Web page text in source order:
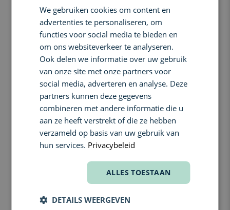
ingrediënten kunnen aan de basis liggen van extra noden.
Aanvullen met smart vitamines, specifiek voor de vrouw zoals die
in onze Smart Vitamins, zou velen onder ons kunnen helpen.
Hoge dosage met unieke absorptietechnologie.
De unieke duo-capsule zorgt ervoor dat de vitamines trager
worden vrijgelaten voor een betere opname. Bovendien zorgt de
duo-capsule dat de vitamines gecapsuleerd worden in omega-3.
De Smart Vitamins bevatten maximaal 9 vitamines, in optimale
dosering en bio-beschikbare vorm, voor een goede opname in
jouw lichaam.
1 capsule per dag in te nemen in de ochtend. We raden aan om
Smart Vitamins For Her minimaal 3 tot 6 maanden te
gebruiken. Langetermijn inname is aanbevolen door experts, in
combinatie met voldoende beweging en een gezonde voeding.
Niet geschikt voor personen met een visallergie.
Alle formules van Insentials kunnen tergelijkertijd gecombineerd
We gebruiken cookies om content en
advertenties te personaliseren, om
functies voor social media te bieden en
om ons websiteverkeer te analyseren.
Ook delen we informatie over uw gebruik
van onze site met onze partners voor
social media, adverteren en analyse. Deze
partners kunnen deze gegevens
combineren met andere informatie die u
aan ze heeft verstrekt of die ze hebben
verzameld op basis van uw gebruik van
hun services. Privacybeleid
ALLES TOESTAAN
DETAILS WEERGEVEN